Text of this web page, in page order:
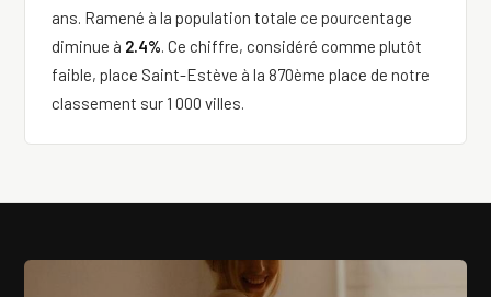
ans. Ramené à la population totale ce pourcentage
diminue à 2.4%. Ce chiffre, considéré comme plutôt
faible, place Saint-Estève à la 870ème place de notre
classement sur 1 000 villes.